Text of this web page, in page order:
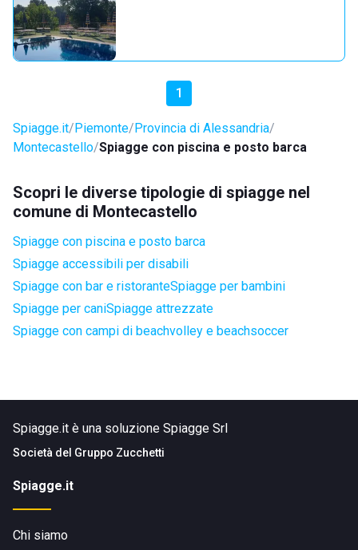
1
Spiagge.it Piemonte Provincia di Alessandria
Montecastello Spiagge con piscina e posto barca
Scopri le diverse tipologie di spiagge nel
comune di Montecastello
Spiagge con piscina e posto barca
Spiagge accessibili per disabili
Spiagge con bar e ristoranteSpiagge per bambini
Spiagge per caniSpiagge attrezzate
Spiagge con campi di beachvolley e beachsoccer
Spiagge.it è una soluzione Spiagge Srl
Società del Gruppo Zucchetti
Spiagge.it
Chi siamo